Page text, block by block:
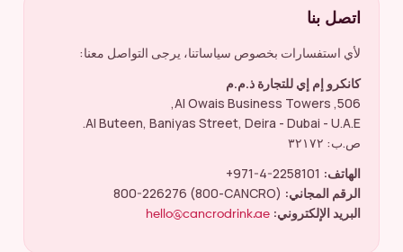
اتصل بنا
لأي استفسارات بخصوص سياساتنا، يرجى التواصل معنا:
كانكرو إم إي للتجارة ذ.م.م
506, Al Owais Business Towers,
Al Buteen, Baniyas Street, Deira - Dubai - U.A.E.
ص.ب: ٣٢١٧٢
الهاتف: +971-4-2258101
الرقم المجاني: 800-226276 (800-CANCRO)
البريد الإلكتروني: hello@cancrodrink.ae